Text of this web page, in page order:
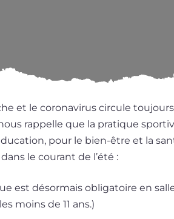
et le coro­na­vi­rus cir­cule
rap­pelle que la pra­tique
pour le bien-être et la
le cou­rant de l’été :
est désor­mais obli­ga­toire en
moins de 11 ans.)